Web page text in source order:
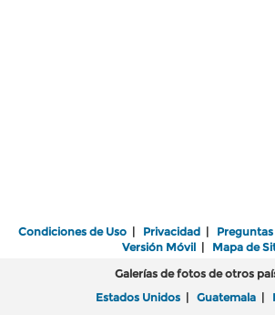
Condiciones de Uso | Privacidad |
Versión Móvil| Mapa de
Galerías de fotos de otros
Estados Unidos | Guatemala |